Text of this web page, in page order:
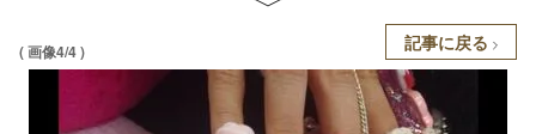
( 画像4/4 ) 記事に戻る